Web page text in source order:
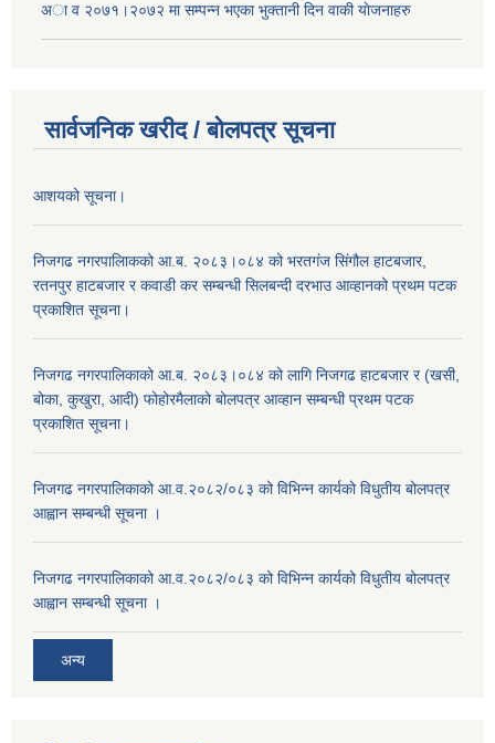
अा‍ व २०७१।२०७२ मा सम्पन्न भएका भुक्तानी दिन वा‌की याेजनाहरु
सार्वजनिक खरीद / बोलपत्र सूचना
आशयको सूचना।
निजगढ नगरपालिाकको आ.ब. २०८३।०८४ को भरतगंज सिंगौल हाटबजार,
रतनपुर हाटबजार र कवाडी कर सम्बन्धी सिलबन्दी दरभाउ आव्हानको प्रथम पटक
प्रकाशित सूचना।
निजगढ नगरपालिकाको आ.ब. २०८३।०८४ को लागि निजगढ हाटबजार र (खसी,
बोका, कुखुरा, आदी) फोहोरमैलाको बोलपत्र आव्हान सम्बन्धी प्रथम पटक
प्रकाशित सूचना।
निजगढ नगरपालिकाको आ.व.२०८२/०८३ को विभिन्न कार्यको विधुतीय बोलपत्र
आह्वान सम्बन्धी सूचना ।
निजगढ नगरपालिकाको आ.व.२०८२/०८३ को विभिन्न कार्यको विधुतीय बोलपत्र
आह्वान सम्बन्धी सूचना ।
अन्य